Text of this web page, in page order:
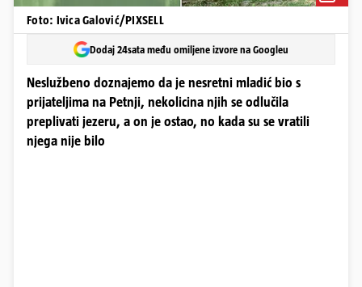
Foto: Ivica Galović/PIXSELL
Dodaj 24sata među omiljene izvore na Googleu
Neslužbeno doznajemo da je nesretni mladić bio s
prijateljima na Petnji, nekolicina njih se odlučila
preplivati jezeru, a on je ostao, no kada su se vratili
njega nije bilo